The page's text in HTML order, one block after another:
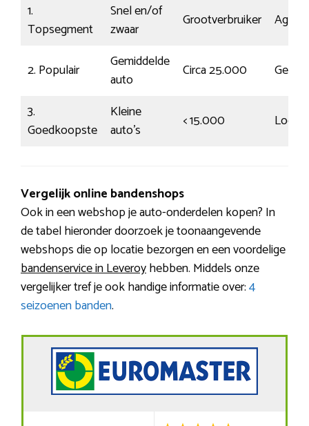
1.
Topsegment
Snel en/of
zwaar
Grootverbruiker
2. Populair
Gemiddelde
auto
Circa 25.000
3.
Goedkoopste
Kleine
auto’s
< 15.000 Log
Vergelijk online bandenshops
Ook in een webshop je auto-onderdelen kopen? In
de tabel hieronder doorzoek je toonaangevende
webshops die op locatie bezorgen en een voordelige
bandenservice in Leveroyhebben. Middels onze
vergelijker tref je ook handige informatie over:4
seizoenen banden.